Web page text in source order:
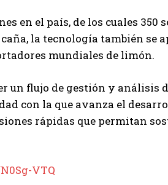
en el país, de los cuales 350
la tecnología también se
mundiales de limón.
un flujo de gestión y análisis
con la que avanza el
rápidas que permitan
VTQ